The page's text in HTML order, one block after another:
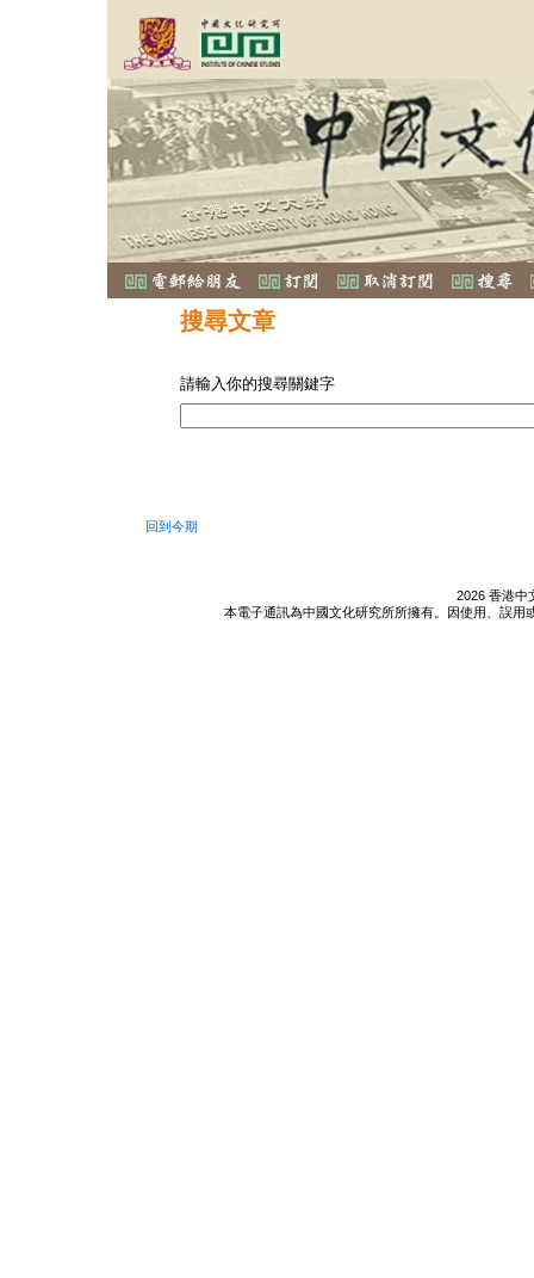
搜尋文章
請輸入你的搜尋關鍵字
回到今期
2026 香港中
本電子通訊為中國文化研究所所擁有。因使用、誤